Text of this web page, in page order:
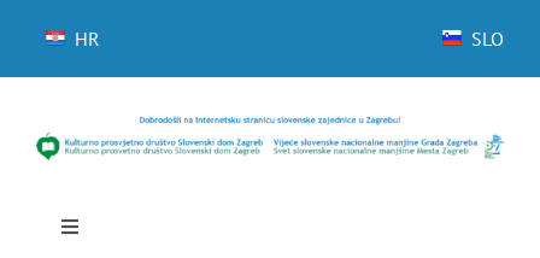
HR SLO
Toggle